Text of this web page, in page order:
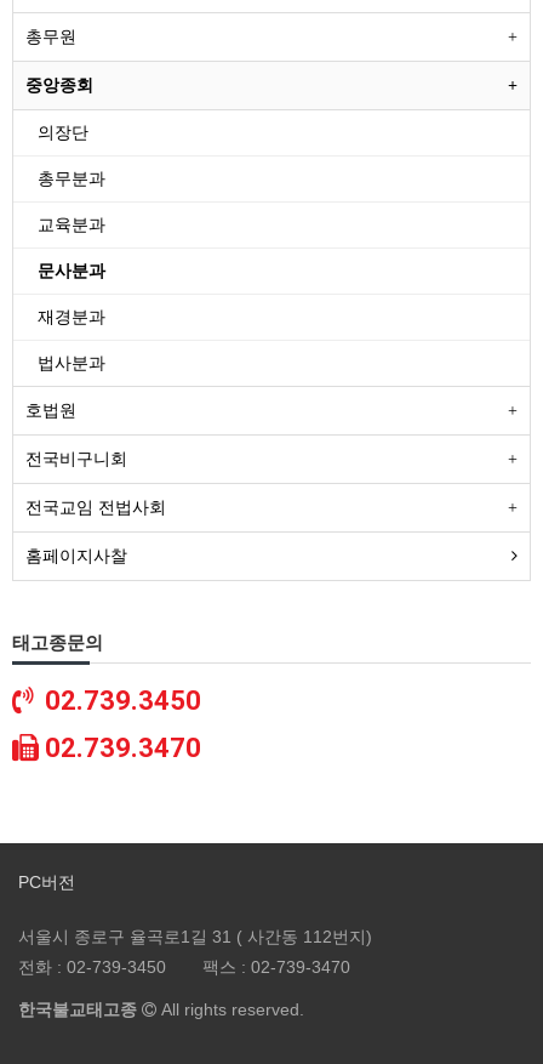
총무원
중앙종회
의장단
총무분과
교육분과
문사분과
재경분과
법사분과
호법원
전국비구니회
전국교임 전법사회
홈페이지사찰
태고종문의
02.739.3450
02.739.3470
PC버전
서울시 종로구 율곡로1길 31 ( 사간동 112번지)
전화 : 02-739-3450 팩스 : 02-739-3470
한국불교태고종 All rights reserved.